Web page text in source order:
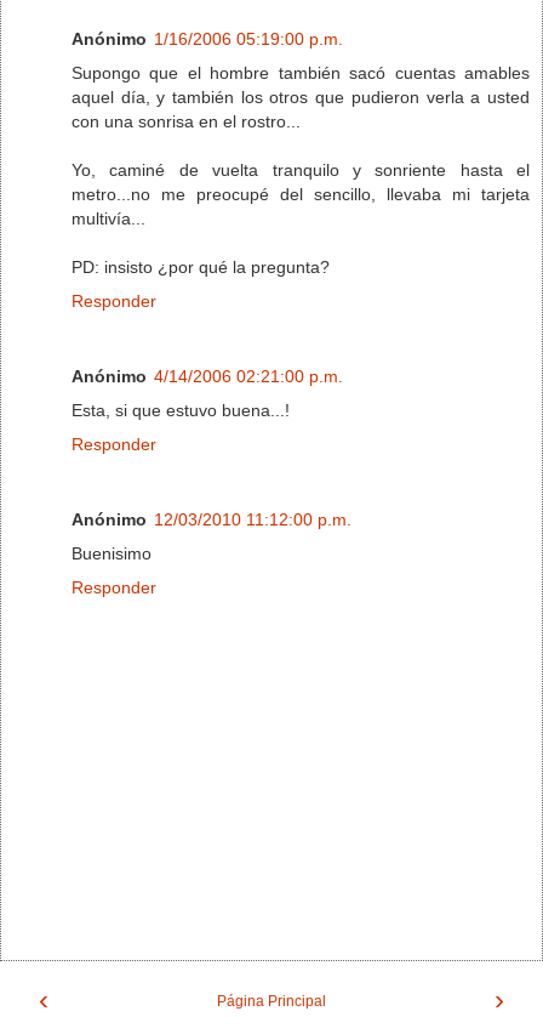
Anónimo 1/16/2006 05:19:00 p.m.
Supongo que el hombre también sacó cuentas amables
aquel día, y también los otros que pudieron verla a usted
con una sonrisa en el rostro...
Yo, caminé de vuelta tranquilo y sonriente hasta el
metro...no me preocupé del sencillo, llevaba mi tarjeta
multivía...
PD: insisto ¿por qué la pregunta?
Responder
Anónimo 4/14/2006 02:21:00 p.m.
Esta, si que estuvo buena...!
Responder
Anónimo 12/03/2010 11:12:00 p.m.
Buenisimo
Responder
‹ ›
Página Principal